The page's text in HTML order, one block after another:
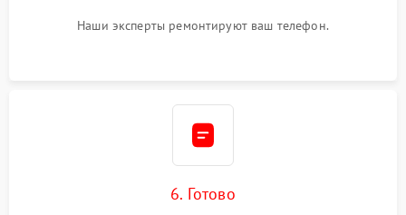
Наши эксперты ремонтируют ваш телефон.
6. Готово